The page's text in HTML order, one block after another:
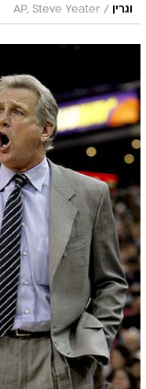
וגרין
/
AP, Steve Yeater